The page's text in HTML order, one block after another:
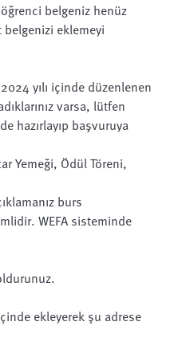
belgeniz henüz
eklemeyi
yılı içinde düzenlenen
varsa, lütfen
hazırlayıp başvuruya
Yemeği, Ödül Töreni,
burs
WEFA sisteminde
ekleyerek şu adrese